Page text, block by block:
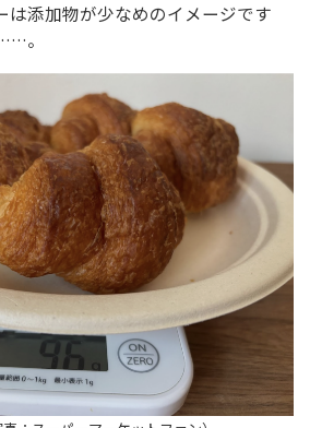
は添加物が少なめのイメージです
。